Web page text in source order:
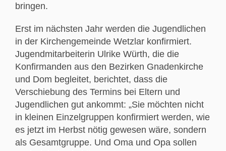
bringen.
Erst im nächsten Jahr werden die Jugendlichen
in der Kirchengemeinde Wetzlar konfirmiert.
Jugendmitarbeiterin Ulrike Würth, die die
Konfirmanden aus den Bezirken Gnadenkirche
und Dom begleitet, berichtet, dass die
Verschiebung des Termins bei Eltern und
Jugendlichen gut ankommt: „Sie möchten nicht
in kleinen Einzelgruppen konfirmiert werden, wie
es jetzt im Herbst nötig gewesen wäre, sondern
als Gesamtgruppe. Und Oma und Opa sollen